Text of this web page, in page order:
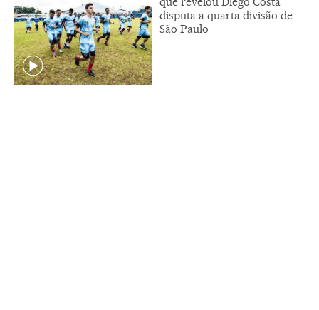
disputa a quarta divisão de
São Paulo